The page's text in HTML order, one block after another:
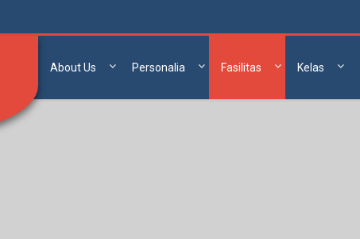
About Us Personalia Fasilitas Kelas